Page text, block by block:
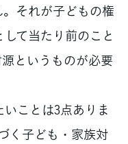
それが子どもの権
て当たり前のこと
というものが必要
ことは3点ありま
く子ども・家族対